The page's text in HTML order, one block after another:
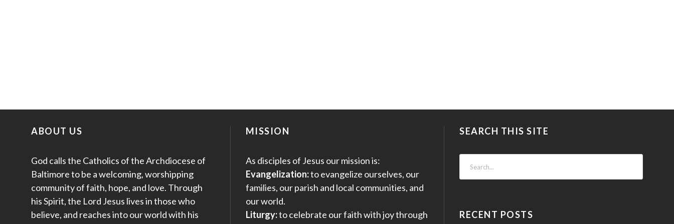
ABOUT US
God calls the Catholics of the Archdiocese of
Baltimore to be a welcoming, worshipping
community of faith, hope, and love. Through
his Spirit, the Lord Jesus lives in those who
believe, and reaches into our world with his
MISSION
As disciples of Jesus our mission is:
Evangelization:to evangelize ourselves, our
families, our parish and local communities, and
our world.
Liturgy:to celebrate our faith with joy through
SEARCH THIS SITE
RECENT POSTS